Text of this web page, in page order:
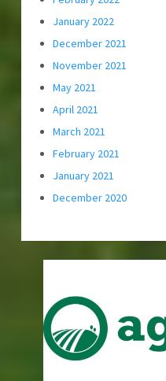
January 2022
December 2021
November 2021
May 2021
April 2021
March 2021
February 2021
January 2021
December 2020